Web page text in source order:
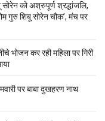
को अश्रुपूर्ण श्रद्धांजलि,
गुरु शिबू सोरेन चौक’, मंच पर
भोजन कर रही महिला पर गिरी
पर बाबा दुखहरण नाथ